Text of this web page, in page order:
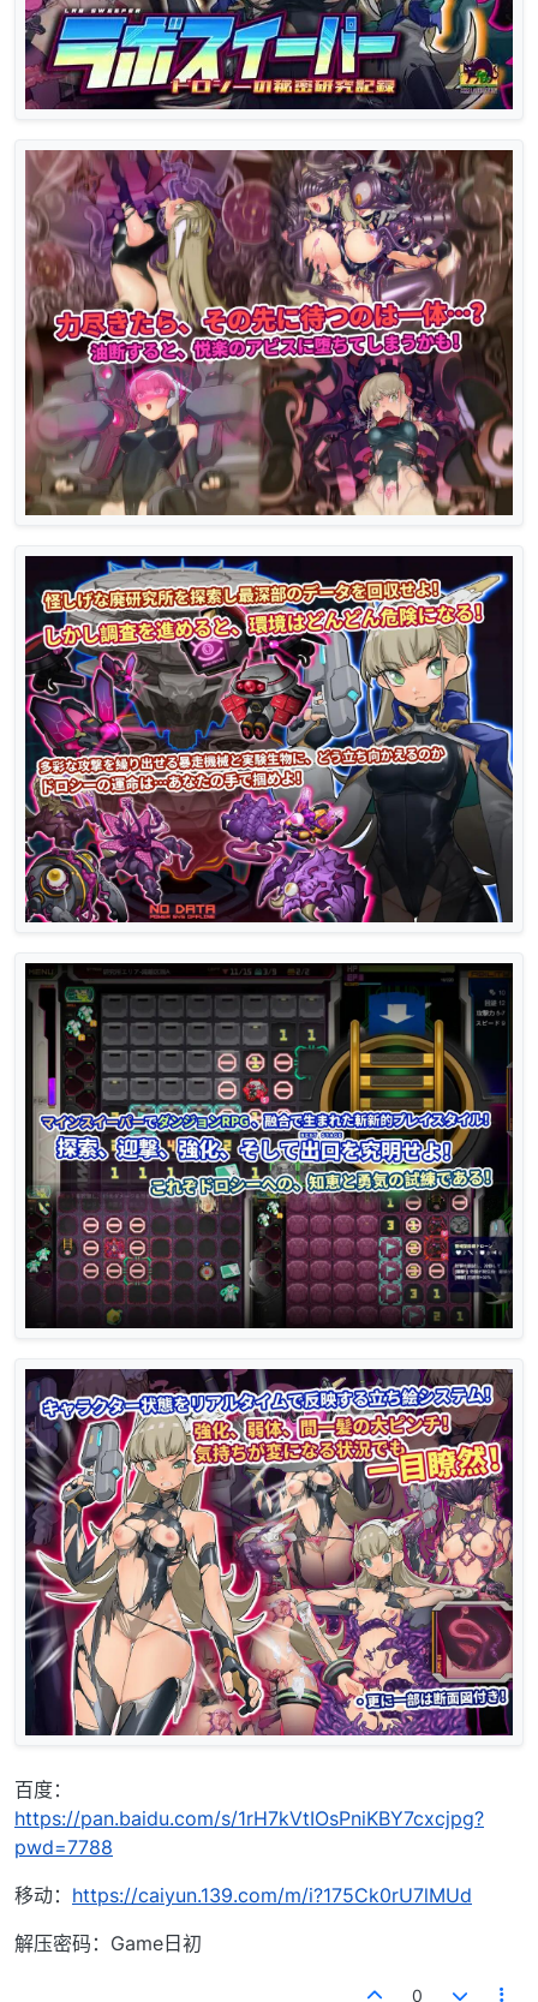
百度：
https://pan.baidu.com/s/1rH7kVtIOsPniKBY7cxcjpg?
pwd=7788
移动： https://caiyun.139.com/m/i?175Ck0rU7lMUd
解压密码：Game日初
0